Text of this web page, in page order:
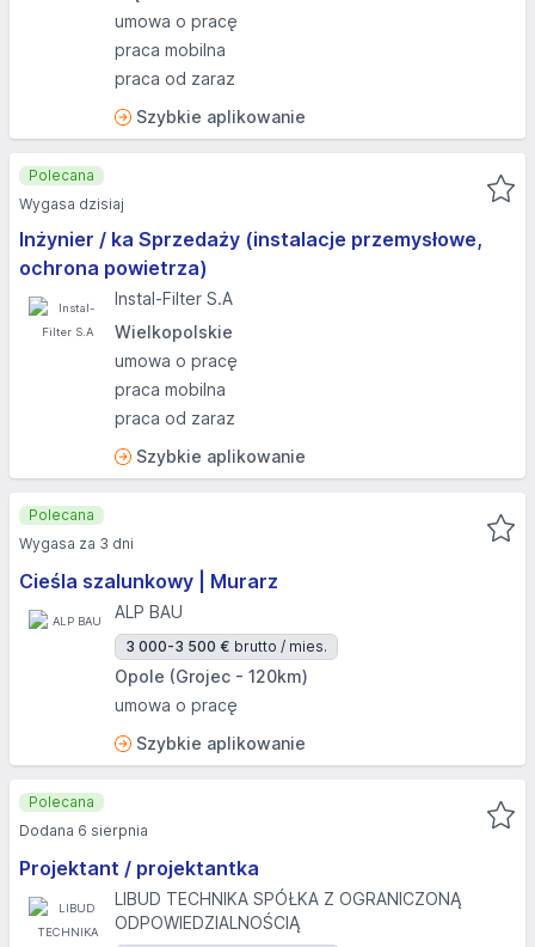
umowa o pracę
praca mobilna
praca od zaraz
Szybkie aplikowanie
Inżynier / ka Sprzedaży (instalacje przemysłowe,
ochrona powietrza)
Instal-Filter S.A
Wielkopolskie
umowa o pracę
praca mobilna
praca od zaraz
Szybkie aplikowanie
Polecana
Wygasa dzisiaj
Cieśla szalunkowy | Murarz
ALP BAU
3 000-3 500 € brutto / mies.
Opole (Grojec - 120km)
umowa o pracę
Szybkie aplikowanie
Polecana
Wygasa za 3 dni
Projektant / projektantka
LIBUD TECHNIKA SPÓŁKA Z OGRANICZONĄ
ODPOWIEDZIALNOŚCIĄ
Polecana
Dodana 6 sierpnia